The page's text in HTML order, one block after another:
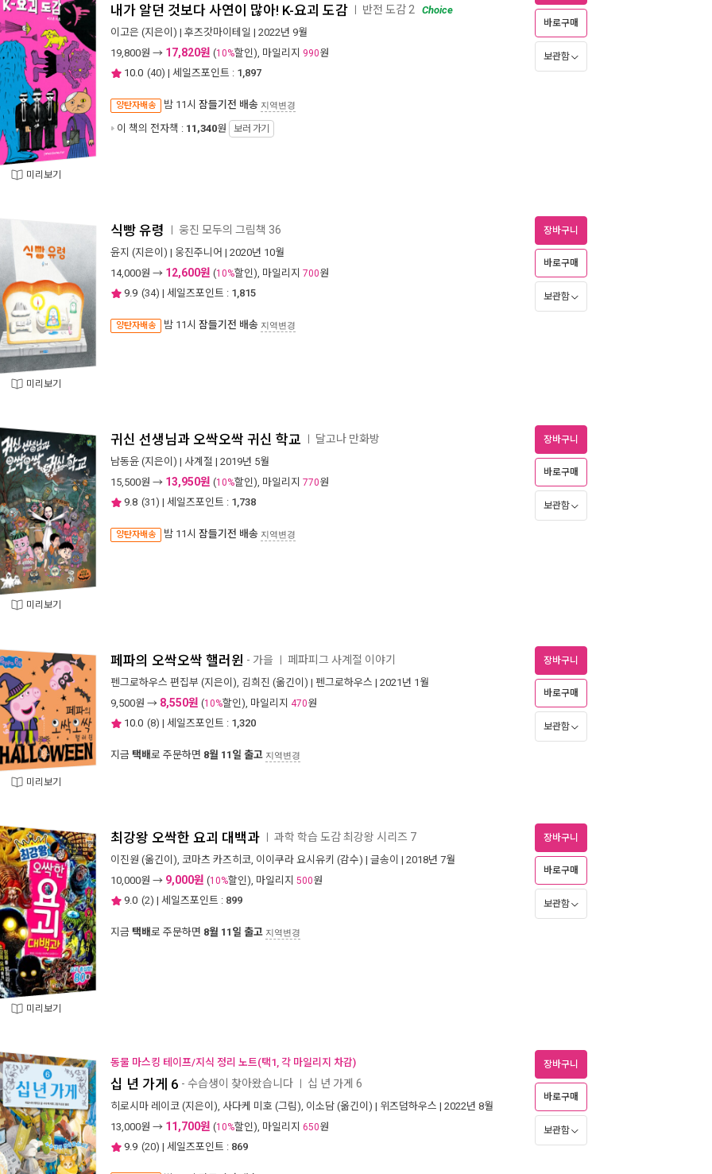
미리보기
내가 알던 것보다 사연이 많아! K-요괴 도감 반전 도감 2
Choice
이고은 (지은이) | 후즈갓마이테일 | 2022년 9월
19,800원 → 17,820원 (10%할인), 마일리지 990원
10.0 (40) | 세일즈포인트 : 1,897
양탄자배송 밤 11시 잠들기전 배송 지역변경
이 책의 전자책 : 11,340원 보러 가기
바로구매
보관함
미리보기
식빵 유령 웅진 모두의 그림책 36
윤지 (지은이) | 웅진주니어 | 2020년 10월
14,000원 → 12,600원 (10%할인), 마일리지 700원
9.9 (34) | 세일즈포인트 : 1,815
양탄자배송 밤 11시 잠들기전 배송 지역변경
장바구니
바로구매
보관함
미리보기
귀신 선생님과 오싹오싹 귀신 학교 달고나 만화방
남동윤 (지은이) | 사계절 | 2019년 5월
15,500원 → 13,950원 (10%할인), 마일리지 770원
9.8 (31) | 세일즈포인트 : 1,738
양탄자배송 밤 11시 잠들기전 배송 지역변경
장바구니
바로구매
보관함
미리보기
페파의 오싹오싹 핼러윈 - 가을 페파피그 사계절 이야기
펜그로하우스 편집부 (지은이), 김희진 (옮긴이) | 펜그로하우스 | 2021년 1월
9,500원 → 8,550원 (10%할인), 마일리지 470원
10.0 (8) | 세일즈포인트 : 1,320
지금 택배로 주문하면 8월 11일 출고 지역변경
장바구니
바로구매
보관함
미리보기
최강왕 오싹한 요괴 대백과 과학 학습 도감 최강왕 시리즈 7
이진원 (옮긴이), 코마츠 카즈히코, 이이쿠라 요시유키 (감수) | 글송이 | 2018년 7월
10,000원 → 9,000원 (10%할인), 마일리지 500원
9.0 (2) | 세일즈포인트 : 899
지금 택배로 주문하면 8월 11일 출고 지역변경
장바구니
바로구매
보관함
동물 마스킹 테이프/지식 정리 노트(택1, 각 마일리지 차감)
십 년 가게 6 - 수습생이 찾아왔습니다 십 년 가게 6
히로시마 레이코 (지은이), 사다케 미호 (그림), 이소담 (옮긴이) | 위즈덤하우스 | 2022년 8월
13,000원 → 11,700원 (10%할인), 마일리지 650원
9.9 (20) | 세일즈포인트 : 869
장바구니
바로구매
보관함